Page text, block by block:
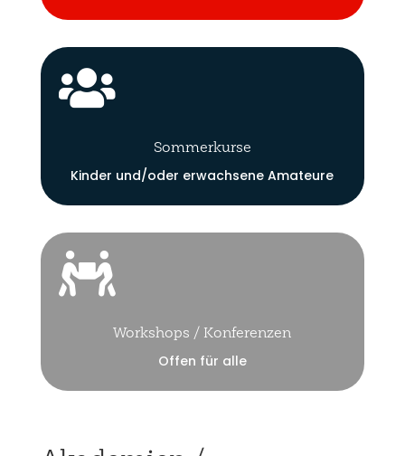

Sommerkurse
Kinder und/oder erwachsene Amateure

Workshops / Konferenzen
Offen für alle